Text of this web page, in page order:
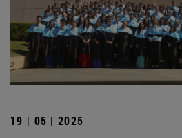
19 | 05 | 2025